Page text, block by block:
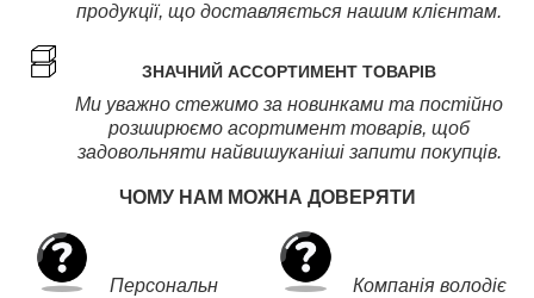
продукції, що доставляється нашим клієнтам.
ЗНАЧНИЙ АССОРТИМЕНТ ТОВАРІВ
Ми уважно стежимо за новинками та постійно
розширюємо асортимент товарів, щоб
задовольняти найвишуканіші запити покупців.
ЧОМУ НАМ МОЖНА ДОВЕРЯТИ
Персональн
Компанія володіє